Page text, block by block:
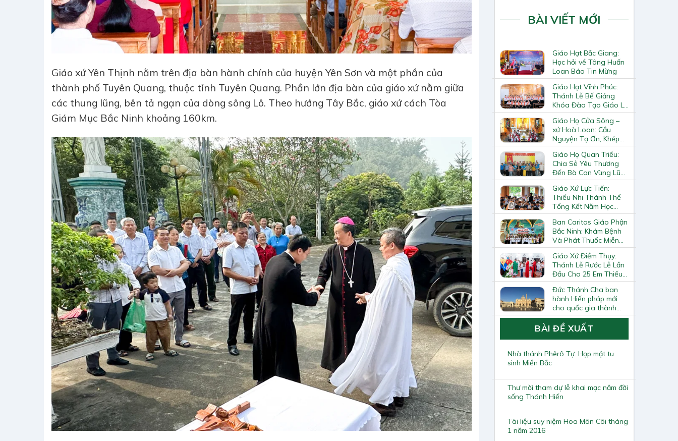
Giáo xứ Yên Thịnh nằm trên địa bàn hành chính của huyện Yên Sơn và một phần của
thành phố Tuyên Quang, thuộc tỉnh Tuyên Quang. Phần lớn địa bàn của giáo xứ nằm giữa
các thung lũng, bên tả ngạn của dòng sông Lô. Theo hướng Tây Bắc, giáo xứ cách Tòa
Giám Mục Bắc Ninh khoảng 160km.
BÀI VIẾT MỚI
Giáo Hạt Bắc Giang:
Học hỏi về Tông Huấn
Loan Báo Tin Mừng
Giáo Hạt Vĩnh Phúc:
Thánh Lễ Bế Giảng
Khóa Đào Tạo Giáo Lý
Viên – Huynh Trưởng
Cấp II
Giáo Họ Cửa Sông –
xứ Hoà Loan: Cầu
Nguyện Tạ Ơn, Khép
Lại Khóa Huấn Luyện
Giáo Lý Viên Cấp II
Giáo Họ Quan Triều:
Chia Sẻ Yêu Thương
Đến Bà Con Vùng Lũ
Lai Châu
Giáo Xứ Lực Tiến:
Thiếu Nhi Thánh Thể
Tổng Kết Năm Học
Giáo Lý
Ban Caritas Giáo Phận
Bắc Ninh: Khám Bệnh
Và Phát Thuốc Miễn
Phí Tại Giáo Xứ Đồng
Chương
Giáo Xứ Điềm Thụy:
Thánh Lễ Rước Lễ Lần
Đầu Cho 25 Em Thiếu
Nhi
Đức Thánh Cha ban
hành Hiến pháp mới
cho quốc gia thành
Vatican
BÀI ĐỀ XUẤT
Nhà thánh Phêrô Tự: Họp mặt tu
sinh Miền Bắc
Thư mời tham dự lễ khai mạc năm đời
sống Thánh Hiến
Tài liệu suy niệm Hoa Mân Côi tháng
1 năm 2016